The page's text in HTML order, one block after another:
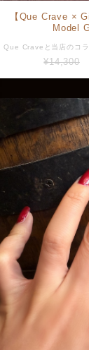
【Que Crave ×
Model
¥14,300